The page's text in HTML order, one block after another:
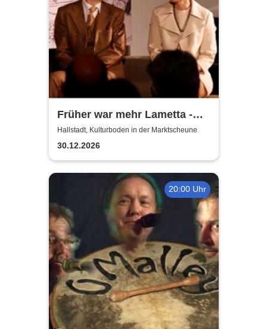
Früher war mehr Lametta -
ein Abend mit Loriot
Hallstadt, Kulturboden in der Marktscheune
30.12.2026
20:00 Uhr